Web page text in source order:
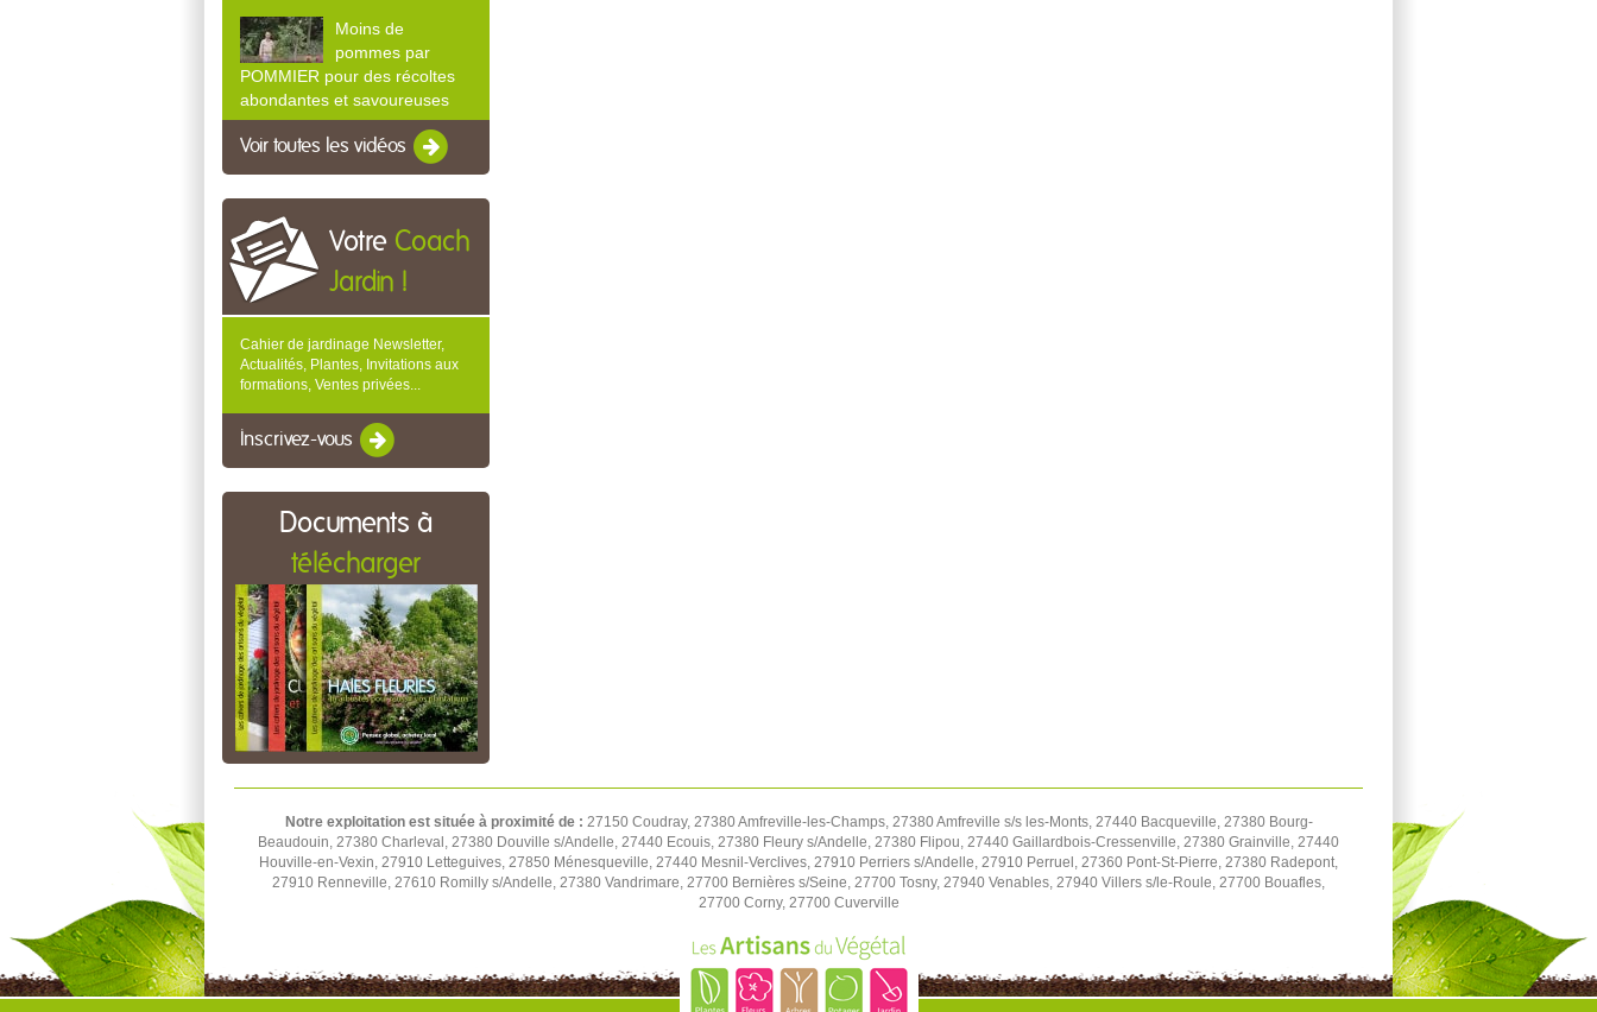
Moins de
pommes par
POMMIER pour des récoltes
abondantes et savoureuses
Voir toutes les vidéos
Votre Coach
Jardin !
Cahier de jardinage Newsletter,
Actualités, Plantes, Invitations aux
formations, Ventes privées...
Inscrivez-vous
Documents à
télécharger
Notre exploitation est située à proximité de : 27150 Coudray, 27380 Amfreville-les-Champs, 27380 Amfreville s/s les-Monts, 27440 Bacqueville, 27380 Bourg-
Beaudouin, 27380 Charleval, 27380 Douville s/Andelle, 27440 Ecouis, 27380 Fleury s/Andelle, 27380 Flipou, 27440 Gaillardbois-Cressenville, 27380 Grainville, 27440
Houville-en-Vexin, 27910 Letteguives, 27850 Ménesqueville, 27440 Mesnil-Verclives, 27910 Perriers s/Andelle, 27910 Perruel, 27360 Pont-St-Pierre, 27380 Radepont,
27910 Renneville, 27610 Romilly s/Andelle, 27380 Vandrimare, 27700 Bernières s/Seine, 27700 Tosny, 27940 Venables, 27940 Villers s/le-Roule, 27700 Bouafles,
27700 Corny, 27700 Cuverville